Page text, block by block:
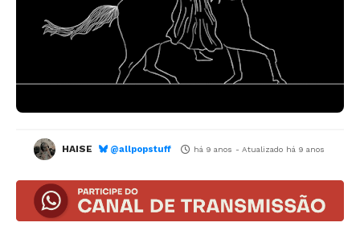
HAISE @allpopstuff há 9 anos - Atualizado há 9 anos